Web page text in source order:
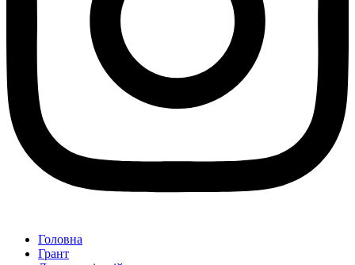
Головна
Грант